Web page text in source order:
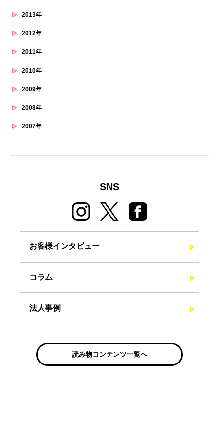
2013年
2012年
2011年
2010年
2009年
2008年
2007年
SNS
お客様インタビュー
コラム
法人事例
読み物コンテンツ一覧へ